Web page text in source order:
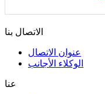
الاتصال بنا
عنوان الاتصال
الوكلاء الأجانب
عنا